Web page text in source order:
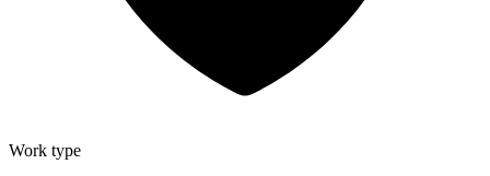
Work type